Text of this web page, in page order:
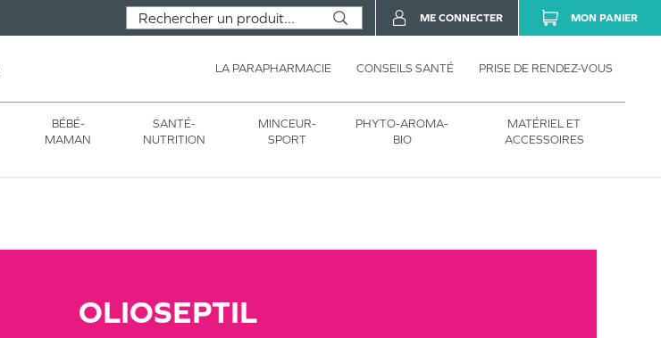
LA PARAPHARMACIE CONSEILS SANTÉ PRISE DE RENDEZ-VOUS
BÉBÉ-
MAMAN
SANTÉ-
NUTRITION
MINCEUR-
SPORT
PHYTO-AROMA-
BIO
MATÉRIEL ET
ACCESSOIRES
ME CONNECTER MON PANIER
OLIOSEPTIL